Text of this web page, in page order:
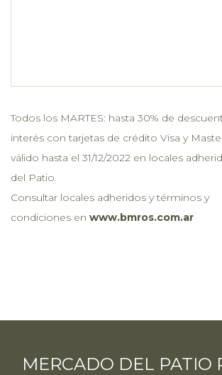
Todos los MARTES: hasta 30% de
interés con tarjetas de crédito Visa y
válido hasta el 31/12/2022 en locales
del Patio.
Consultar locales adheridos y términos y
condiciones en www.bmros.com.ar
MERCADO DEL PATIO